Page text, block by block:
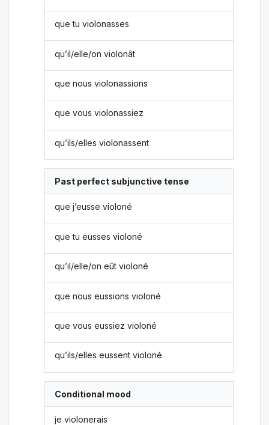
que tu violonasses
qu’il/elle/on violonât
que nous violonassions
que vous violonassiez
qu’ils/elles violonassent
Past perfect subjunctive tense
que j’eusse violoné
que tu eusses violoné
qu’il/elle/on eût violoné
que nous eussions violoné
que vous eussiez violoné
qu’ils/elles eussent violoné
Conditional mood
je violonerais